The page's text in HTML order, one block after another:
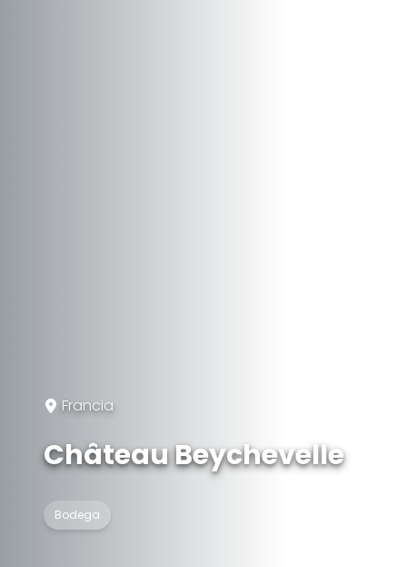
Francia
Château Beychevelle
Bodega